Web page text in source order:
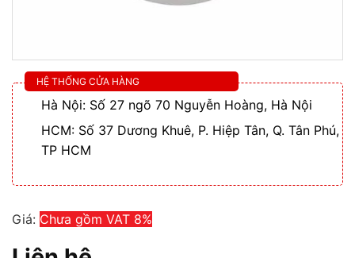
HỆ THỐNG CỬA HÀNG
Hà Nội: Số 27 ngõ 70 Nguyễn Hoàng, Hà Nội
HCM: Số 37 Dương Khuê, P. Hiệp Tân, Q. Tân Phú,
TP HCM
Giá: Chưa gồm VAT 8%